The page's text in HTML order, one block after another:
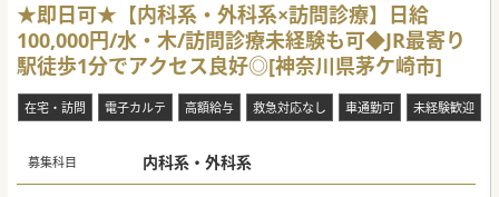
★即日可★【内科系・外科系×訪問診療】日給
100,000円/水・木/訪問診療未経験も可◆JR最寄り
駅徒歩1分でアクセス良好◎[神奈川県茅ケ崎市]
在宅・訪問 電子カルテ 高額給与 救急対応なし 車通勤可 未経験歓迎
募集科目 内科系・外科系